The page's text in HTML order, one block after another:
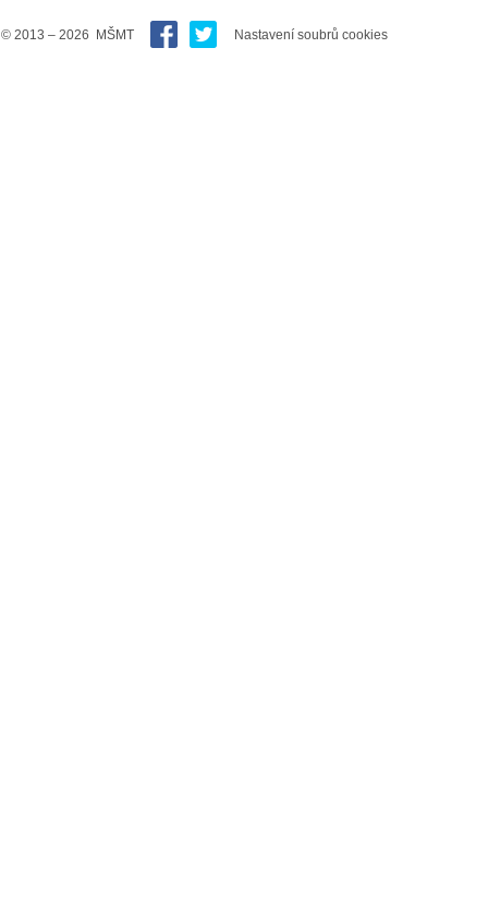
© 2013 – 2026 MŠMT Nastavení soubrů cookies